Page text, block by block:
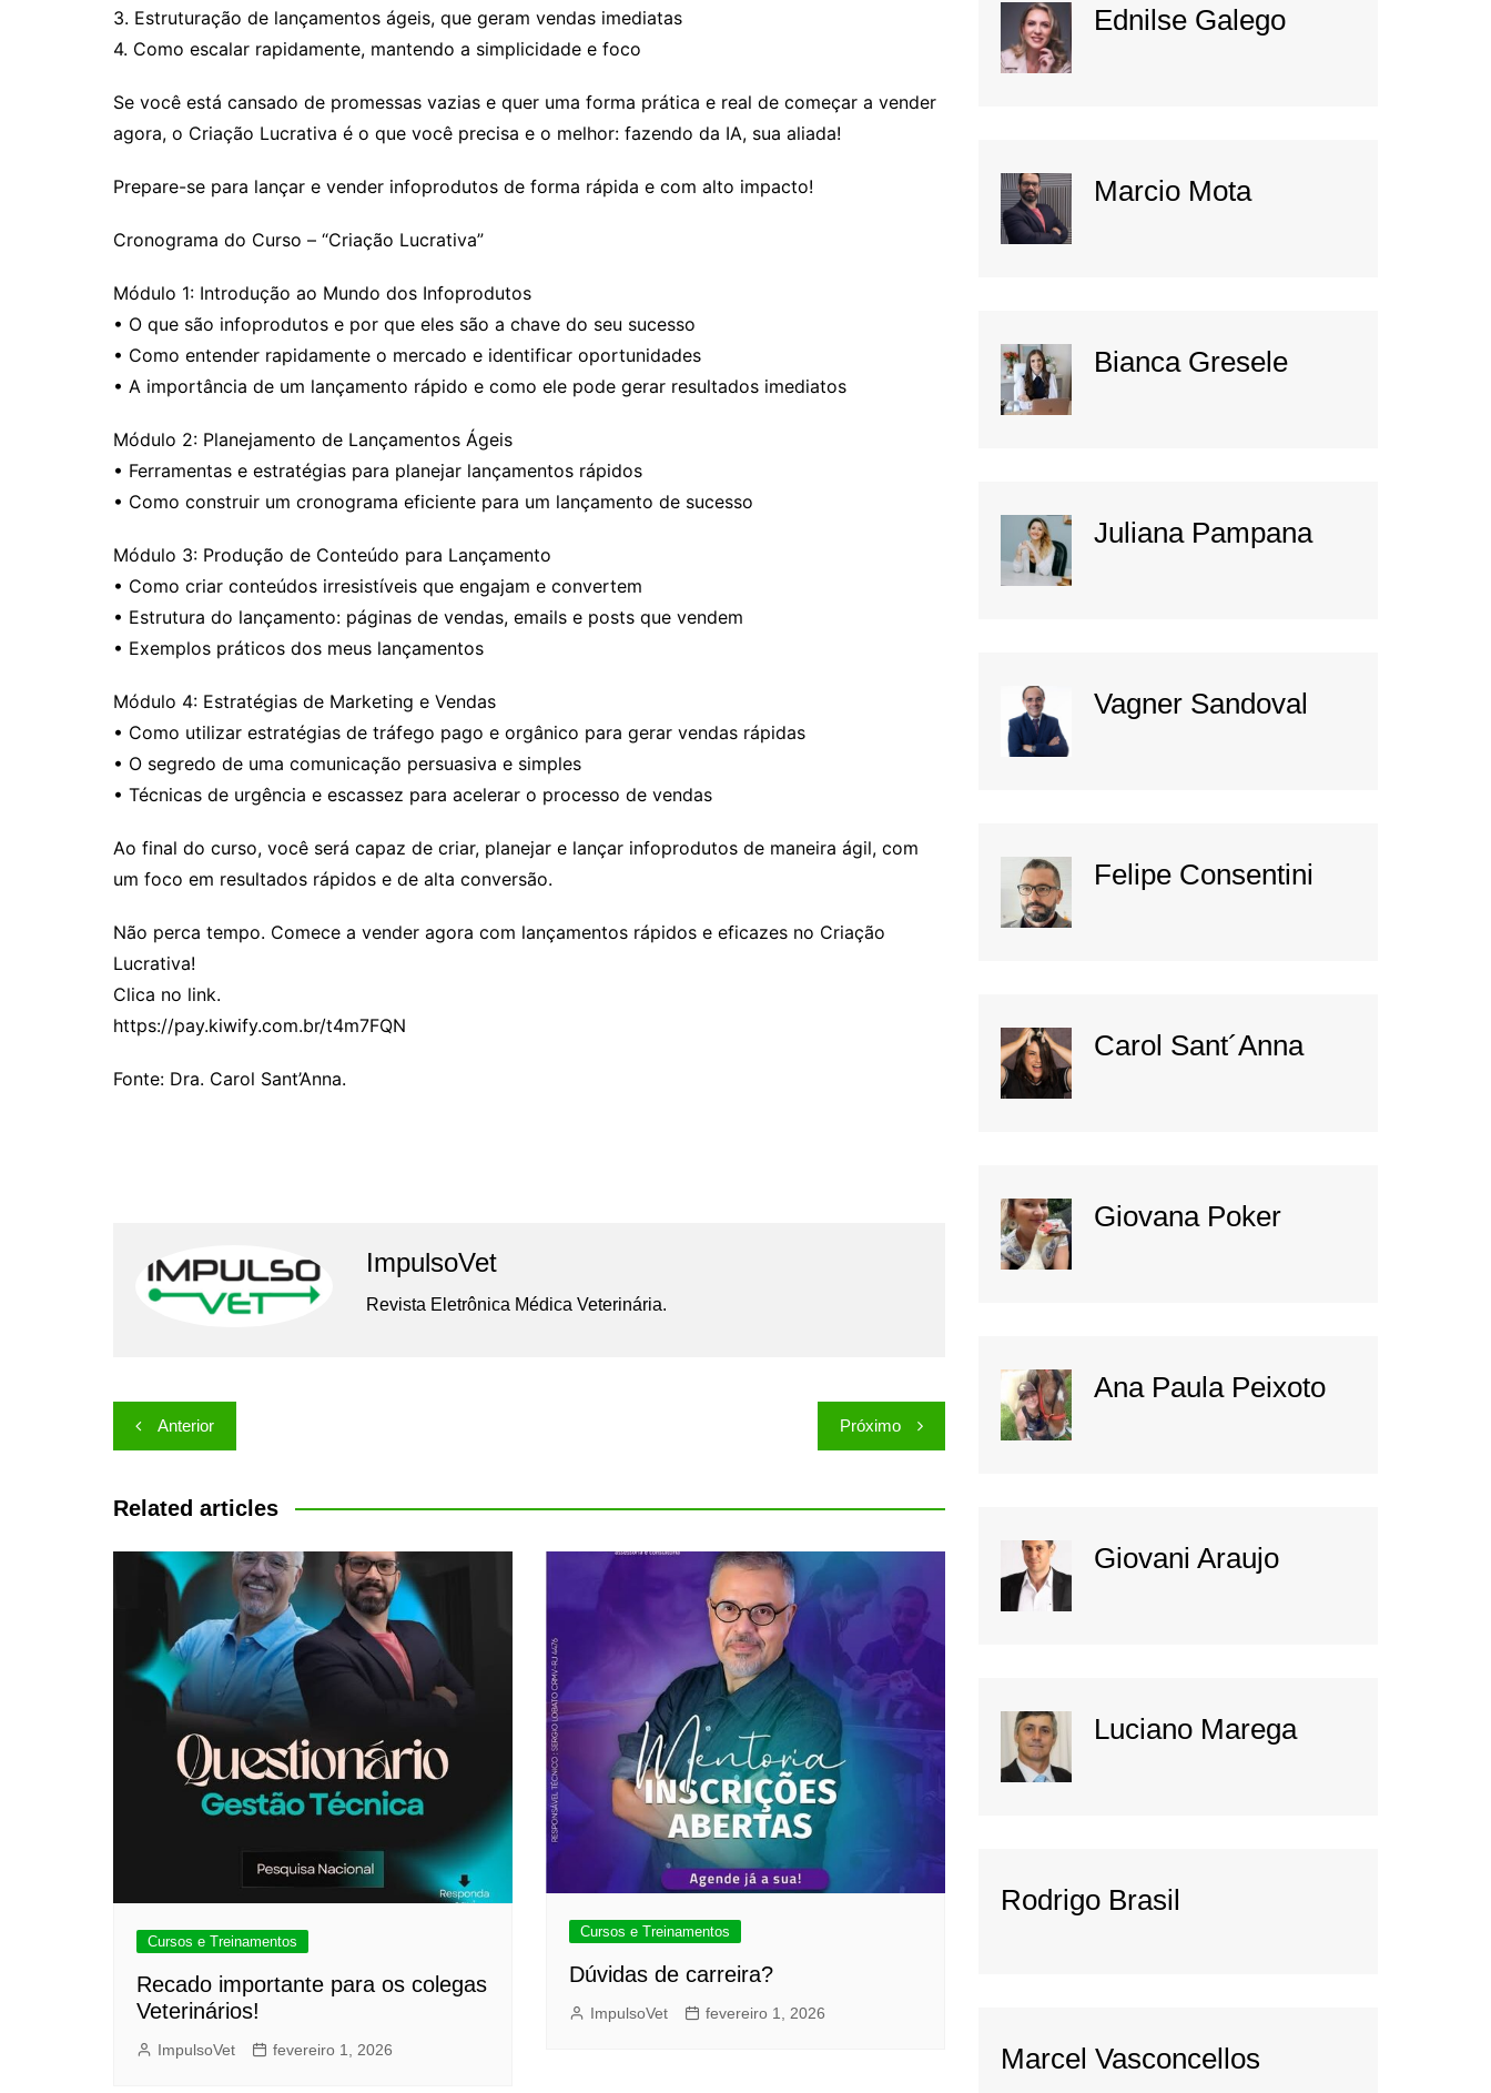
3. Estruturação de lançamentos ágeis, que geram vendas imediatas
4. Como escalar rapidamente, mantendo a simplicidade e foco
Se você está cansado de promessas vazias e quer uma forma prática e real de começar a vender
agora, o Criação Lucrativa é o que você precisa e o melhor: fazendo da IA, sua aliada!
Prepare-se para lançar e vender infoprodutos de forma rápida e com alto impacto!
Cronograma do Curso – “Criação Lucrativa”
Módulo 1: Introdução ao Mundo dos Infoprodutos
• O que são infoprodutos e por que eles são a chave do seu sucesso
• Como entender rapidamente o mercado e identificar oportunidades
• A importância de um lançamento rápido e como ele pode gerar resultados imediatos
Módulo 2: Planejamento de Lançamentos Ágeis
• Ferramentas e estratégias para planejar lançamentos rápidos
• Como construir um cronograma eficiente para um lançamento de sucesso
Módulo 3: Produção de Conteúdo para Lançamento
• Como criar conteúdos irresistíveis que engajam e convertem
• Estrutura do lançamento: páginas de vendas, emails e posts que vendem
• Exemplos práticos dos meus lançamentos
Módulo 4: Estratégias de Marketing e Vendas
• Como utilizar estratégias de tráfego pago e orgânico para gerar vendas rápidas
• O segredo de uma comunicação persuasiva e simples
• Técnicas de urgência e escassez para acelerar o processo de vendas
Ao final do curso, você será capaz de criar, planejar e lançar infoprodutos de maneira ágil, com
um foco em resultados rápidos e de alta conversão.
Não perca tempo. Comece a vender agora com lançamentos rápidos e eficazes no Criação
Lucrativa!
Clica no link.
https://pay.kiwify.com.br/t4m7FQN
Fonte: Dra. Carol Sant’Anna.
ImpulsoVet
Revista Eletrônica Médica Veterinária.
Navegação
de
Post
Anterior Próximo
Related articles
Cursos e Treinamentos
Recado importante para os colegas
Veterinários!
ImpulsoVet fevereiro 1, 2026
Cursos e Treinamentos
Dúvidas de carreira?
ImpulsoVet fevereiro 1, 2026
Ednilse Galego
Marcio Mota
Bianca Gresele
Juliana Pampana
Vagner Sandoval
Felipe Consentini
Carol Sant´Anna
Giovana Poker
Ana Paula Peixoto
Giovani Araujo
Luciano Marega
Rodrigo Brasil
Marcel Vasconcellos